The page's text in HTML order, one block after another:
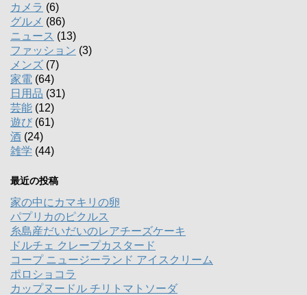
カメラ (6)
グルメ (86)
ニュース (13)
ファッション (3)
メンズ (7)
家電 (64)
日用品 (31)
芸能 (12)
遊び (61)
酒 (24)
雑学 (44)
最近の投稿
家の中にカマキリの卵
パプリカのピクルス
糸島産だいだいのレアチーズケーキ
ドルチェ クレープカスタード
コープ ニュージーランド アイスクリーム
ポロショコラ
カップヌードル チリトマトソーダ